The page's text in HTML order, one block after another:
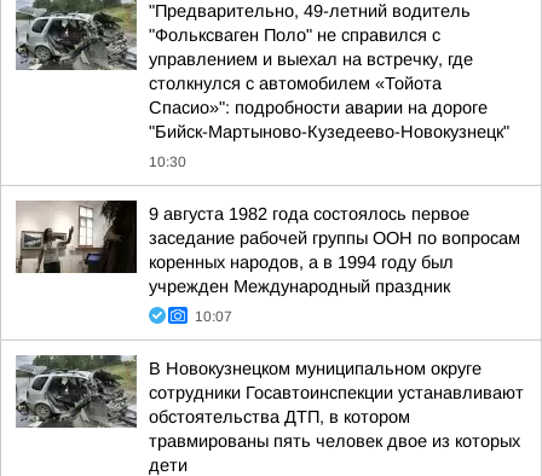
"Предварительно, 49-летний водитель
"Фольксваген Поло" не справился с
управлением и выехал на встречку, где
столкнулся с автомобилем «Тойота
Спасио»": подробности аварии на дороге
"Бийск-Мартыново-Кузедеево-Новокузнецк"
10:30
9 августа 1982 года состоялось первое
заседание рабочей группы ООН по вопросам
коренных народов, а в 1994 году был
учрежден Международный праздник
10:07
В Новокузнецком муниципальном округе
сотрудники Госавтоинспекции устанавливают
обстоятельства ДТП, в котором
травмированы пять человек двое из которых
дети